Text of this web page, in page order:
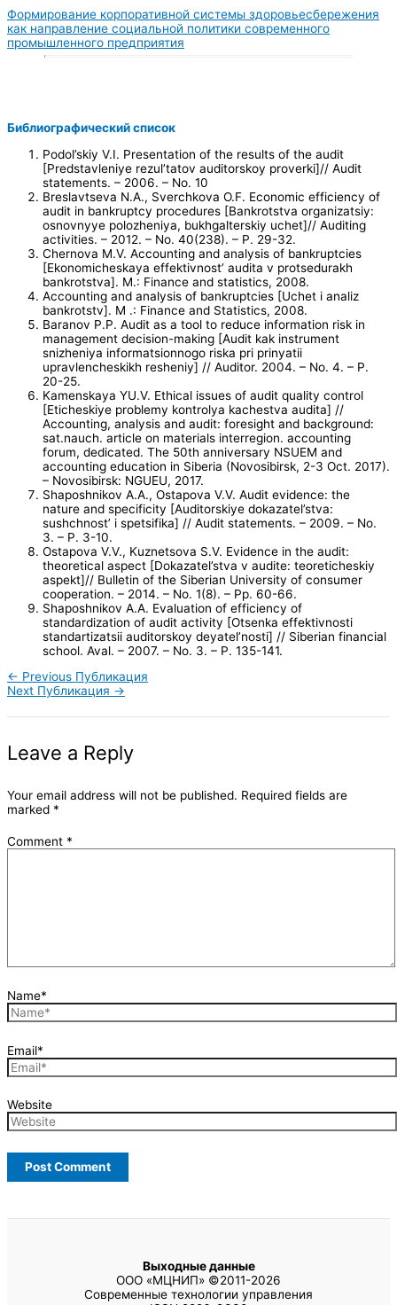
Формирование корпоративной системы здоровьесбережения
как направление социальной политики современного
промышленного предприятия
Библиографический список
Podol’skiy V.I. Presentation of the results of the audit
[Predstavleniye rezul’tatov auditorskoy proverki]// Audit
statements. – 2006. – No. 10
Breslavtseva N.A., Sverchkova O.F. Economic efficiency of
audit in bankruptcy procedures [Bankrotstva organizatsiy:
osnovnyye polozheniya, bukhgalterskiy uchet]// Auditing
activities. – 2012. – No. 40(238). – P. 29-32.
Chernova M.V. Accounting and analysis of bankruptcies
[Ekonomicheskaya effektivnost’ audita v protsedurakh
bankrotstva]. M.: Finance and statistics, 2008.
Accounting and analysis of bankruptcies [Uchet i analiz
bankrotstv]. M .: Finance and Statistics, 2008.
Baranov P.P. Audit as a tool to reduce information risk in
management decision-making [Audit kak instrument
snizheniya informatsionnogo riska pri prinyatii
upravlencheskikh resheniy] // Auditor. 2004. – No. 4. – P.
20-25.
Kamenskaya YU.V. Ethical issues of audit quality control
[Eticheskiye problemy kontrolya kachestva audita] //
Accounting, analysis and audit: foresight and background:
sat.nauch. article on materials interregion. accounting
forum, dedicated. The 50th anniversary NSUEM and
accounting education in Siberia (Novosibirsk, 2-3 Oct. 2017).
– Novosibirsk: NGUEU, 2017.
Shaposhnikov A.A., Ostapova V.V. Audit evidence: the
nature and specificity [Auditorskiye dokazatel’stva:
sushchnost’ i spetsifika] // Audit statements. – 2009. – No.
3. – P. 3-10.
Ostapova V.V., Kuznetsova S.V. Evidence in the audit:
theoretical aspect [Dokazatel’stva v audite: teoreticheskiy
aspekt]// Bulletin of the Siberian University of consumer
cooperation. – 2014. – No. 1(8). – Pp. 60-66.
Shaposhnikov A.A. Evaluation of efficiency of
standardization of audit activity [Otsenka effektivnosti
standartizatsii auditorskoy deyatel’nosti] // Siberian financial
school. Aval. – 2007. – No. 3. – P. 135-141.
← Previous Публикация
Next Публикация →
Leave a Reply
Your email address will not be published. Required fields are
marked *
Comment *
Name*
Email*
Website
Выходные данные
ООО «МЦНИП» ©2011-2026
Современные технологии управления